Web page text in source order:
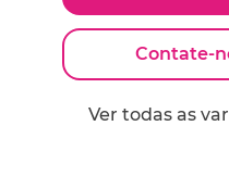
Contate-
Ver todas as